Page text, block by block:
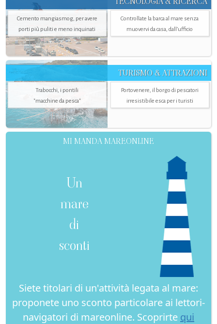
Cemento mangiasmog, per avere
porti più puliti e meno inquinati
Controllate la barca al mare senza
muovervi da casa, dall’ufficio
TURISMO & ATTRAZIONI
Trabocchi, i pontili
"macchine da pesca"
Portovenere, il borgo di pescatori
irresistibile esca per i turisti
MI MANDA MAREONLINE
Un
mare
di
sconti
Siete titolari di un'attività legata al mare:
proponete uno sconto particolare ai lettori-
navigatori di mareonline. Scoprirte qui